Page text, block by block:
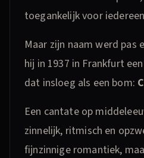
toegankelijk voor
Maar zijn naam werd
hij in 1937 in Frankfurt
dat insloeg als een bom:
Een cantate op
zinnelijk, ritmisch en
fijnzinnige romantiek,